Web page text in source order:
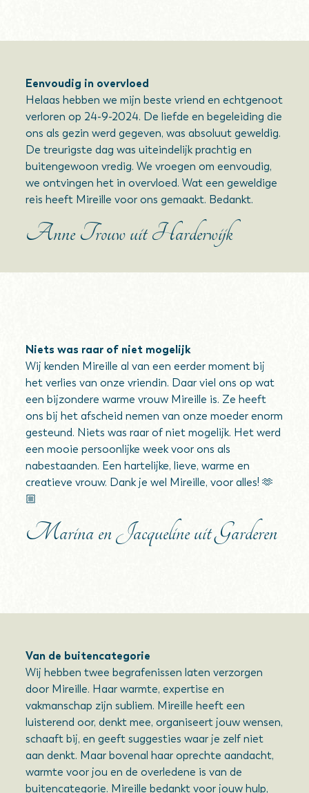
Eenvoudig in overvloed
Helaas hebben we mijn beste vriend en echtgenoot
verloren op 24-9-2024. De liefde en begeleiding die
ons als gezin werd gegeven, was absoluut geweldig.
De treurigste dag was uiteindelijk prachtig en
buitengewoon vredig. We vroegen om eenvoudig,
we ontvingen het in overvloed. Wat een geweldige
reis heeft Mireille voor ons gemaakt. Bedankt.
Anne Trouw uit Harderwijk
Niets was raar of niet mogelijk
Wij kenden Mireille al van een eerder moment bij
het verlies van onze vriendin. Daar viel ons op wat
een bijzondere warme vrouw Mireille is. Ze heeft
ons bij het afscheid nemen van onze moeder enorm
gesteund. Niets was raar of niet mogelijk. Het werd
een mooie persoonlijke week voor ons als
nabestaanden. Een hartelijke, lieve, warme en
creatieve vrouw. Dank je wel Mireille, voor alles! 🫶
🏼
Marina en Jacqueline uit Garderen
Van de buitencategorie
Wij hebben twee begrafenissen laten verzorgen
door Mireille. Haar warmte, expertise en
vakmanschap zijn subliem. Mireille heeft een
luisterend oor, denkt mee, organiseert jouw wensen,
schaaft bij, en geeft suggesties waar je zelf niet
aan denkt. Maar bovenal haar oprechte aandacht,
warmte voor jou en de overledene is van de
buitencategorie. Mireille bedankt voor jouw hulp,